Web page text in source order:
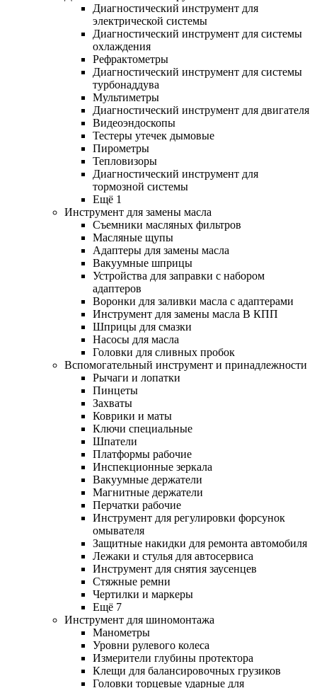
Диагностический инструмент для
электрической системы
Диагностический инструмент для системы
охлаждения
Рефрактометры
Диагностический инструмент для системы
турбонаддува
Мультиметры
Диагностический инструмент для двигателя
Видеоэндоскопы
Тестеры утечек дымовые
Пирометры
Тепловизоры
Диагностический инструмент для
тормозной системы
Ещё 1
Инструмент для замены масла
Съемники масляных фильтров
Масляные щупы
Адаптеры для замены масла
Вакуумные шприцы
Устройства для заправки с набором
адаптеров
Воронки для заливки масла с адаптерами
Инструмент для замены масла В КПП
Шприцы для смазки
Насосы для масла
Головки для сливных пробок
Вспомогательный инструмент и принадлежности
Рычаги и лопатки
Пинцеты
Захваты
Коврики и маты
Ключи специальные
Шпатели
Платформы рабочие
Инспекционные зеркала
Вакуумные держатели
Магнитные держатели
Перчатки рабочие
Инструмент для регулировки форсунок
омывателя
Защитные накидки для ремонта автомобиля
Лежаки и стулья для автосервиса
Инструмент для снятия заусенцев
Стяжные ремни
Чертилки и маркеры
Ещё 7
Инструмент для шиномонтажа
Манометры
Уровни рулевого колеса
Измерители глубины протектора
Клещи для балансировочных грузиков
Головки торцевые ударные для